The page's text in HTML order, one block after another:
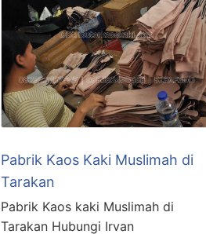
Pabrik Kaos Kaki Muslimah di
Tarakan
Pabrik Kaos kaki Muslimah di
Tarakan Hubungi Irvan